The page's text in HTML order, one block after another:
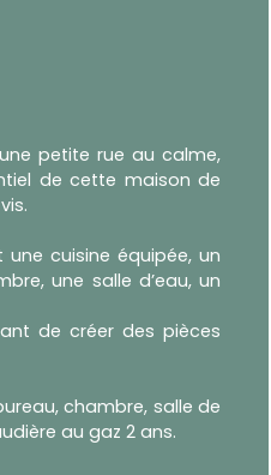
petite rue au calme,
de cette maison de
cuisine équipée, un
une salle d’eau, un
de créer des pièces
chambre, salle de
au gaz 2 ans.